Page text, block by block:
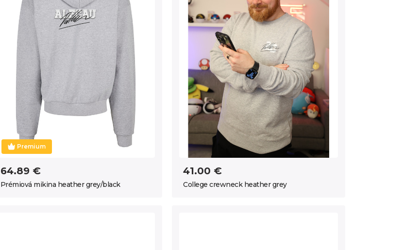
Premium
64.89 €
Prémiová mikina heather grey/black
41.00 €
College crewneck heather grey